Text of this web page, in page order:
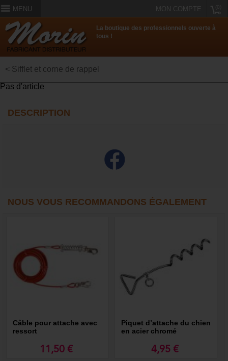
MENU MON COMPTE
La boutique des professionnels ouverte à
tous !
< Sifflet et corne de rappel
Pas d'article
DESCRIPTION
NOUS VOUS RECOMMANDONS ÉGALEMENT
Câble pour attache avec
ressort
11,50 €
Piquet d’attache du chien
en acier chromé
4,95 €